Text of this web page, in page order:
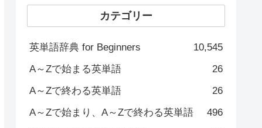
カテゴリー
英単語辞典 for Beginners
10,545
A～Zで始まる英単語
26
A～Zで終わる英単語
26
A～Zで始まり、A～Zで終わる英単語
496